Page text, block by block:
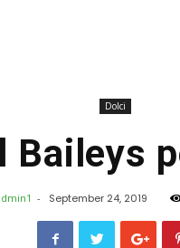
Dolci
Baileys
- September 24, 2019